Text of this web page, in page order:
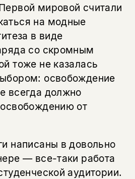
мировой считали
на модные
в виде
со скромным
тоже не казалась
освобождение
всегда должно
от
написаны в довольно
— все-таки работа
аудитории.
на рассылку
временно